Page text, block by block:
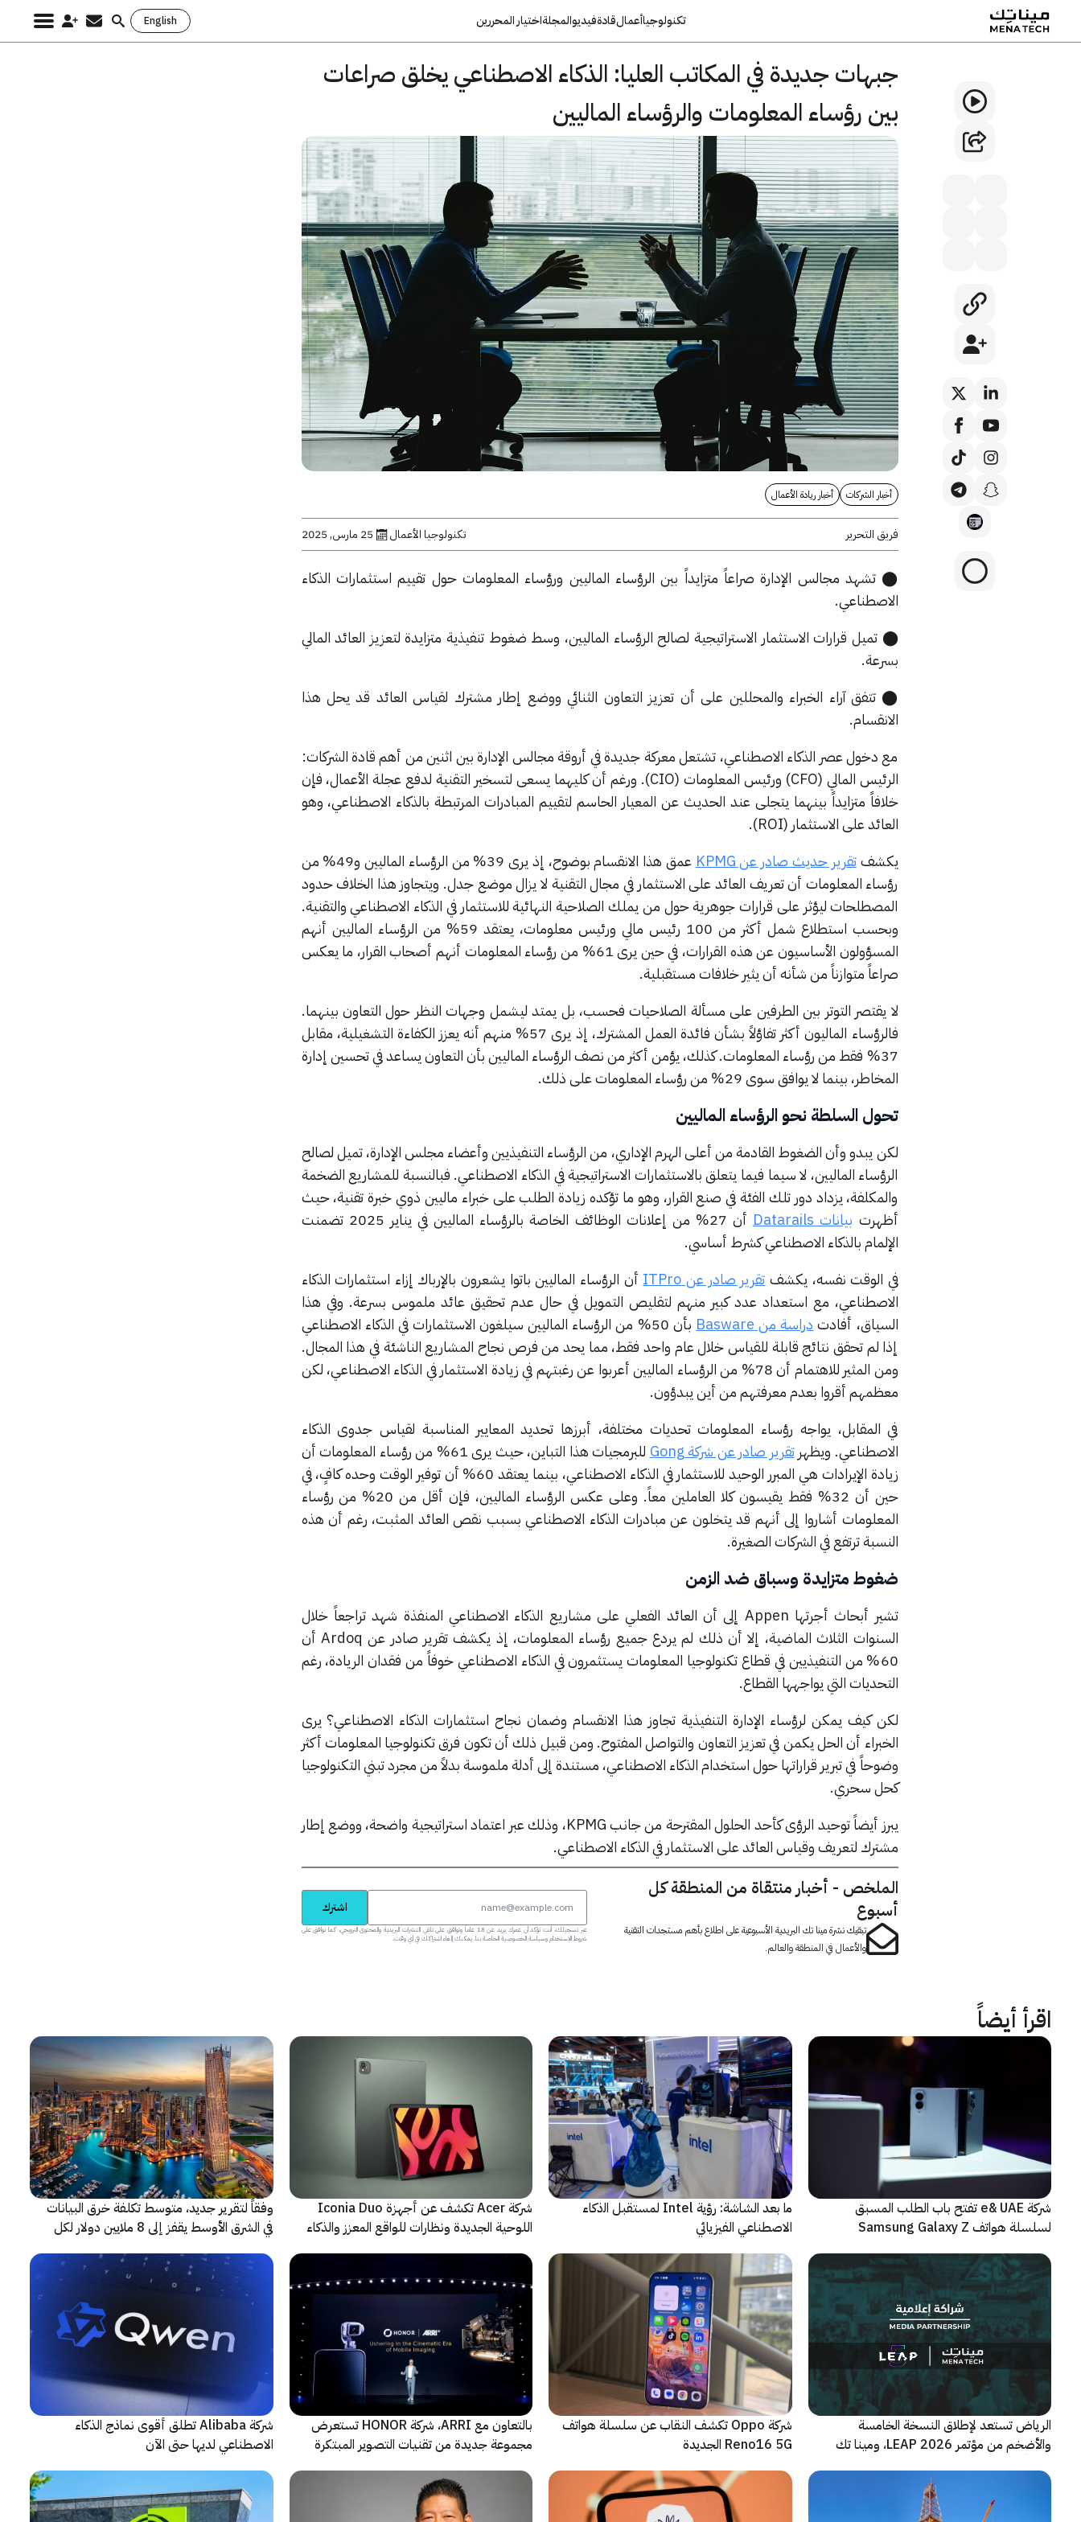
تكنولوجياأعمالقادةفيديوالمجلةاختيار المحررين English
Search
جبهات جديدة في المكاتب العليا: الذكاء الاصطناعي يخلق صراعات
بين رؤساء المعلومات والرؤساء الماليين
أخبار الشركات أخبار ريادة الأعمال
فريق التحرير تكنولوجيا الأعمال 25 مارس, 2025
⬤ تشهد مجالس الإدارة صراعاً متزايداً بين الرؤساء الماليين ورؤساء المعلومات حول تقييم استثمارات الذكاء
الاصطناعي.
⬤ تميل قرارات الاستثمار الاستراتيجية لصالح الرؤساء الماليين، وسط ضغوط تنفيذية متزايدة لتعزيز العائد المالي
بسرعة.
⬤ تتفق آراء الخبراء والمحللين على أن تعزيز التعاون الثنائي ووضع إطار مشترك لقياس العائد قد يحل هذا
الانقسام.
مع دخول عصر الذكاء الاصطناعي، تشتعل معركة جديدة في أروقة مجالس الإدارة بين اثنين من أهم قادة الشركات:
الرئيس المالي (CFO) ورئيس المعلومات (CIO). ورغم أن كليهما يسعى لتسخير التقنية لدفع عجلة الأعمال، فإن
خلافاً متزايداً بينهما يتجلى عند الحديث عن المعيار الحاسم لتقييم المبادرات المرتبطة بالذكاء الاصطناعي، وهو
العائد على الاستثمار (ROI).
يكشفتقرير حديث صادر عن KPMG
عمق هذا الانقسام بوضوح، إذ يرى 39% من الرؤساء الماليين و49% من
رؤساء المعلومات أن تعريف العائد على الاستثمار في مجال التقنية لا يزال موضع جدل. ويتجاوز هذا الخلاف حدود
المصطلحات ليؤثر على قرارات جوهرية حول من يملك الصلاحية النهائية للاستثمار في الذكاء الاصطناعي والتقنية.
وبحسب استطلاع شمل أكثر من 100 رئيس مالي ورئيس معلومات، يعتقد 59% من الرؤساء الماليين أنهم
المسؤولون الأساسيون عن هذه القرارات، في حين يرى 61% من رؤساء المعلومات أنهم أصحاب القرار، ما يعكس
صراعاً متوازناً من شأنه أن يثير خلافات مستقبلية.
لا يقتصر التوتر بين الطرفين على مسألة الصلاحيات فحسب، بل يمتد ليشمل وجهات النظر حول التعاون بينهما.
فالرؤساء الماليون أكثر تفاؤلاً بشأن فائدة العمل المشترك، إذ يرى 57% منهم أنه يعزز الكفاءة التشغيلية، مقابل
37% فقط من رؤساء المعلومات. كذلك، يؤمن أكثر من نصف الرؤساء الماليين بأن التعاون يساعد في تحسين إدارة
المخاطر، بينما لا يوافق سوى 29% من رؤساء المعلومات على ذلك.
تحول السلطة نحو الرؤساء الماليين
لكن يبدو وأن الضغوط القادمة من أعلى الهرم الإداري، من الرؤساء التنفيذيين وأعضاء مجلس الإدارة، تميل لصالح
الرؤساء الماليين، لا سيما فيما يتعلق بالاستثمارات الاستراتيجية في الذكاء الاصطناعي. فبالنسبة للمشاريع الضخمة
والمكلفة، يزداد دور تلك الفئة في صنع القرار، وهو ما تؤكده زيادة الطلب على خبراء ماليين ذوي خبرة تقنية، حيث
أظهرت بيانات Datarails
أن 27% من إعلانات الوظائف الخاصة بالرؤساء الماليين في يناير 2025 تضمنت
الإلمام بالذكاء الاصطناعي كشرط أساسي.
في الوقت نفسه، يكشف تقرير صادر عن ITPro
أن الرؤساء الماليين باتوا يشعرون بالإرباك إزاء استثمارات الذكاء
الاصطناعي، مع استعداد عدد كبير منهم لتقليص التمويل في حال عدم تحقيق عائد ملموس بسرعة. وفي هذا
السياق، أفادت دراسة من Basware
بأن 50% من الرؤساء الماليين سيلغون الاستثمارات في الذكاء الاصطناعي
إذا لم تحقق نتائج قابلة للقياس خلال عام واحد فقط، مما يحد من فرص نجاح المشاريع الناشئة في هذا المجال.
ومن المثير للاهتمام أن 78% من الرؤساء الماليين أعربوا عن رغبتهم في زيادة الاستثمار في الذكاء الاصطناعي، لكن
معظمهم أقروا بعدم معرفتهم من أين يبدؤون.
في المقابل، يواجه رؤساء المعلومات تحديات مختلفة، أبرزها تحديد المعايير المناسبة لقياس جدوى الذكاء
الاصطناعي. ويظهرتقرير صادر عن شركة Gong
للبرمجيات هذا التباين، حيث يرى 61% من رؤساء المعلومات أن
زيادة الإيرادات هي المبرر الوحيد للاستثمار في الذكاء الاصطناعي، بينما يعتقد 60% أن توفير الوقت وحده كافٍ، في
حين أن 32% فقط يقيسون كلا العاملين معاً. وعلى عكس الرؤساء الماليين، فإن أقل من 20% من رؤساء
المعلومات أشاروا إلى أنهم قد يتخلون عن مبادرات الذكاء الاصطناعي بسبب نقص العائد المثبت، رغم أن هذه
النسبة ترتفع في الشركات الصغيرة.
ضغوط متزايدة وسباق ضد الزمن
تشير أبحاث أجرتها Appen إلى أن العائد الفعلي على مشاريع الذكاء الاصطناعي المنفذة شهد تراجعاً خلال
السنوات الثلاث الماضية، إلا أن ذلك لم يردع جميع رؤساء المعلومات، إذ يكشف تقرير صادر عن Ardoq أن
60% من التنفيذيين في قطاع تكنولوجيا المعلومات يستثمرون في الذكاء الاصطناعي خوفاً من فقدان الريادة، رغم
التحديات التي يواجهها القطاع.
لكن كيف يمكن لرؤساء الإدارة التنفيذية تجاوز هذا الانقسام وضمان نجاح استثمارات الذكاء الاصطناعي؟ يرى
الخبراء أن الحل يكمن في تعزيز التعاون والتواصل المفتوح. ومن قبيل ذلك أن تكون فرق تكنولوجيا المعلومات أكثر
وضوحاً في تبرير قراراتها حول استخدام الذكاء الاصطناعي، مستندة إلى أدلة ملموسة بدلاً من مجرد تبني التكنولوجيا
كحل سحري.
يبرز أيضاً توحيد الرؤى كأحد الحلول المقترحة من جانب KPMG، وذلك عبر اعتماد استراتيجية واضحة، ووضع إطار
مشترك لتعريف وقياس العائد على الاستثمار في الذكاء الاصطناعي.
الملخص - أخبار منتقاة من المنطقة كل
أسبوع
تبقيك نشرة مينا تك البريدية الأسبوعية على اطلاع بأهم مستجدات التقنية
والأعمال في المنطقة والعالم.
اشترك
عبر تسجيلك، أنت تؤكد أن عمرك يزيد عن 18 عاماً وتوافق على تلقي النشرات البريدية والمحتوى الترويجي، كما توافق على
شروط الاستخدام وسياسة الخصوصية الخاصة بنا. يمكنك إلغاء اشتراكك في أي وقت.
اقرأ أيضاً
شركة e& UAE تفتح باب الطلب المسبق
لسلسلة هواتف Samsung Galaxy Z
ﻣا بعد الشاشة: رؤية Intel لمستقبل اﻟذﻛﺎء
الاصطناعي الفيزيائي
شركة Acer تكشف عن أجهزة Iconia Duo
اللوحية الجديدة ونظارات للواقع المعزز والذكاء
وفقاً لتقرير جديد، متوسط تكلفة خرق البيانات
في الشرق الأوسط يقفز إلى 8 ملايين دولار لكل
الرياض تستعد لإطلاق النسخة الخامسة
والأضخم من مؤتمر LEAP 2026، ومينا تك
شركة Oppo تكشف النقاب عن سلسلة هواتف
Reno16 5G الجديدة
بالتعاون مع ARRI، شركة HONOR تستعرض
مجموعة جديدة من تقنيات التصوير المبتكرة
شركة Alibaba تطلق أقوى نماذج الذكاء
الاصطناعي لديها حتى الآن